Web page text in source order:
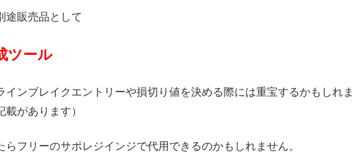
途販売品として
ツール
インブレイクエントリーや損切り値を決める際には重宝するかもしれま
があります）
フリーのサポレジインジで代用できるのかもしれません。